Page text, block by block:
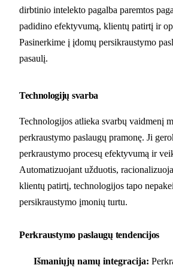
dirbtinio intelekto pagalba paremtos
padidino efektyvumą, klientų patirtį ir
Pasinerkime į įdomų persikraustymo
pasaulį.
Technologijų svarba
Technologijos atlieka svarbų vaidmenį
perkraustymo paslaugų pramonę. Ji
perkraustymo procesų efektyvumą ir
Automatizuojant užduotis,
klientų patirtį, technologijos tapo
persikraustymo įmonių turtu.
Perkraustymo paslaugų tendencijos
Išmaniųjų namų integracija: